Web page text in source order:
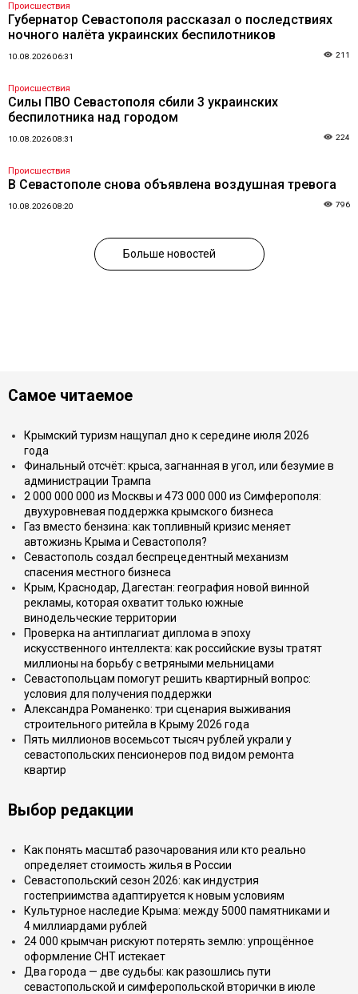
Происшествия
Губернатор Севастополя рассказал о последствиях
ночного налёта украинских беспилотников
10.08.2026 06:31 211
Происшествия
Силы ПВО Севастополя сбили 3 украинских
беспилотника над городом
10.08.2026 08:31 224
Происшествия
В Севастополе снова объявлена воздушная тревога
10.08.2026 08:20 796
Больше новостей
Самое читаемое
Крымский туризм нащупал дно к середине июля 2026
года
Финальный отсчёт: крыса, загнанная в угол, или безумие в
администрации Трампа
2 000 000 000 из Москвы и 473 000 000 из Симферополя:
двухуровневая поддержка крымского бизнеса
Газ вместо бензина: как топливный кризис меняет
автожизнь Крыма и Севастополя?
Севастополь создал беспрецедентный механизм
спасения местного бизнеса
Крым, Краснодар, Дагестан: география новой винной
рекламы, которая охватит только южные
винодельческие территории
Проверка на антиплагиат диплома в эпоху
искусственного интеллекта: как российские вузы тратят
миллионы на борьбу с ветряными мельницами
Севастопольцам помогут решить квартирный вопрос:
условия для получения поддержки
Александра Романенко: три сценария выживания
строительного ритейла в Крыму 2026 года
Пять миллионов восемьсот тысяч рублей украли у
севастопольских пенсионеров под видом ремонта
квартир
Выбор редакции
Как понять масштаб разочарования или кто реально
определяет стоимость жилья в России
Севастопольский сезон 2026: как индустрия
гостеприимства адаптируется к новым условиям
Культурное наследие Крыма: между 5000 памятниками и
4 миллиардами рублей
24 000 крымчан рискуют потерять землю: упрощённое
оформление СНТ истекает
Два города — две судьбы: как разошлись пути
севастопольской и симферопольской вторички в июле